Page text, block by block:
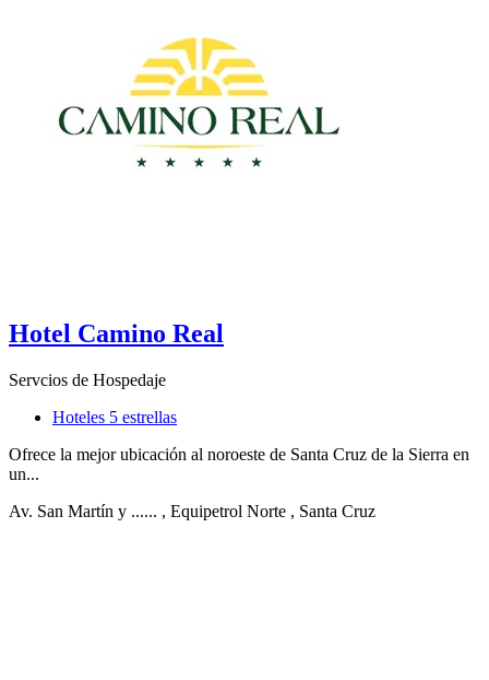
Hotel Camino Real
Servcios de Hospedaje
Hoteles 5 estrellas
Ofrece la mejor ubicación al noroeste de Santa Cruz de la Sierra en
un...
Av. San Martín y ...... , Equipetrol Norte , Santa Cruz